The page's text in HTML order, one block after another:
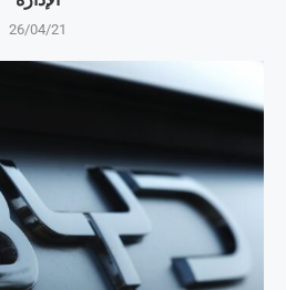
26/04/21